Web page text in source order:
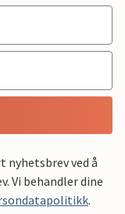
nyhetsbrev ved å
Vi behandler dine
.